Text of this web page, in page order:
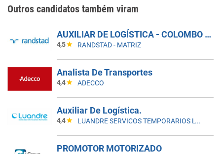
Outros candidatos também viram
AUXILIAR DE LOGÍSTICA - COLOMBO - PR
4,5 RANDSTAD - MATRIZ
Analista De Transportes
4,4 ADECCO
Auxiliar De Logística.
4,4 LUANDRE SERVICOS TEMPORARIOS LTDA. (C-I)
PROMOTOR MOTORIZADO